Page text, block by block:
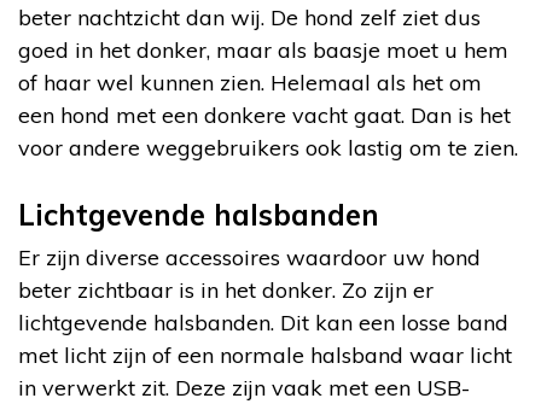
beter nachtzicht dan wij. De hond zelf ziet dus
goed in het donker, maar als baasje moet u hem
of haar wel kunnen zien. Helemaal als het om
een hond met een donkere vacht gaat. Dan is het
voor andere weggebruikers ook lastig om te zien.
Lichtgevende halsbanden
Er zijn diverse accessoires waardoor uw hond
beter zichtbaar is in het donker. Zo zijn er
lichtgevende halsbanden. Dit kan een losse band
met licht zijn of een normale halsband waar licht
in verwerkt zit. Deze zijn vaak met een USB-